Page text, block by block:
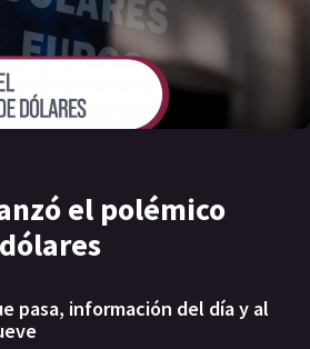
el polémico
pasa, información del día y al